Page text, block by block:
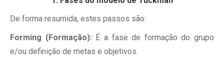
De forma resumida, estes passos são:
Forming (Formação): É a fase de formação do grupo
e/ou definição de metas e objetivos.